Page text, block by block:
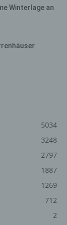
Winterlage an
5034
3248
2797
1887
1269
712
2
an Dritte.
der
auf der
Blog ist ein
werden.
in
zum